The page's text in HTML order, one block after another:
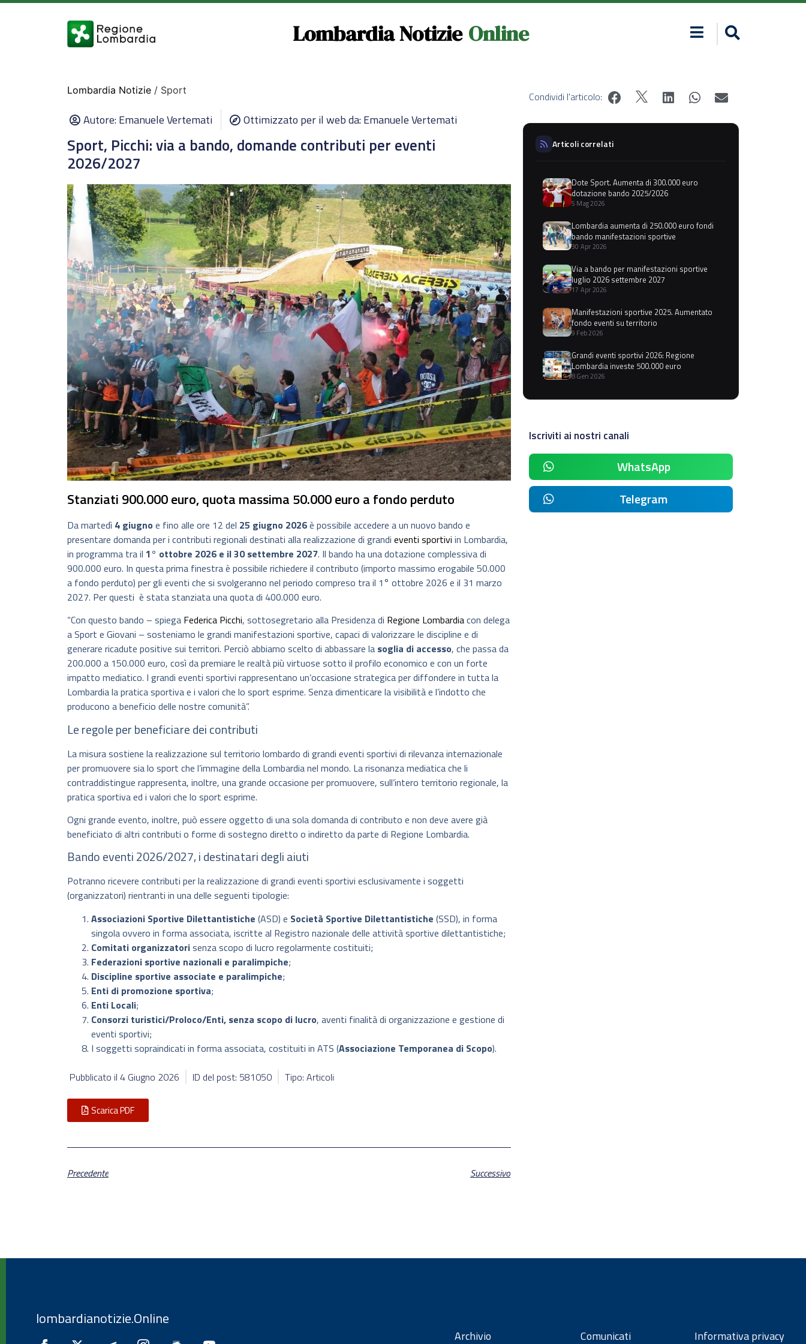
Lombardia Notizie Online
Lombardia Notizie / Sport
Autore:Emanuele Vertemati Ottimizzato per il web da: Emanuele Vertemati
Sport, Picchi: via a bando, domande contributi per eventi
2026/2027
Stanziati 900.000 euro, quota massima 50.000 euro a fondo perduto
Da martedì 4 giugno e fino alle ore 12 del 25 giugno 2026è possibile accedere a un nuovo bando e
presentare domanda per i contributi regionali destinati alla realizzazione di grandi eventi sportivi in Lombardia,
in programma tra il 1° ottobre 2026 e il 30 settembre 2027. Il bando ha una dotazione complessiva di
900.000 euro. In questa prima finestra è possibile richiedere il contributo (importo massimo erogabile 50.000
a fondo perduto) per gli eventi che si svolgeranno nel periodo compreso tra il 1° ottobre 2026 e il 31 marzo
2027. Per questi è stata stanziata una quota di 400.000 euro.
“Con questo bando – spiega Federica Picchi, sottosegretario alla Presidenza di Regione Lombardiacon delega
a Sport e Giovani – sosteniamo le grandi manifestazioni sportive, capaci di valorizzare le discipline e di
generare ricadute positive sui territori. Perciò abbiamo scelto di abbassare la soglia di accesso, che passa da
200.000 a 150.000 euro, così da premiare le realtà più virtuose sotto il profilo economico e con un forte
impatto mediatico. I grandi eventi sportivi rappresentano un’occasione strategica per diffondere in tutta la
Lombardia la pratica sportiva e i valori che lo sport esprime. Senza dimenticare la visibilità e l’indotto che
producono a beneficio delle nostre comunità”.
Le regole per beneficiare dei contributi
La misura sostiene la realizzazione sul territorio lombardo di grandi eventi sportivi di rilevanza internazionale
per promuovere sia lo sport che l’immagine della Lombardia nel mondo. La risonanza mediatica che li
contraddistingue rappresenta, inoltre, una grande occasione per promuovere, sull’intero territorio regionale, la
pratica sportiva ed i valori che lo sport esprime.
Ogni grande evento, inoltre, può essere oggetto di una sola domanda di contributo e non deve avere già
beneficiato di altri contributi o forme di sostegno diretto o indiretto da parte di Regione Lombardia.
Bando eventi 2026/2027, i destinatari degli aiuti
Potranno ricevere contributi per la realizzazione di grandi eventi sportivi esclusivamente i soggetti
(organizzatori) rientranti in una delle seguenti tipologie:
Associazioni Sportive Dilettantistiche (ASD) e Società Sportive Dilettantistiche (SSD), in forma
singola ovvero in forma associata, iscritte al Registro nazionale delle attività sportive dilettantistiche;
Comitati organizzatorisenza scopo di lucro regolarmente costituiti;
Federazioni sportive nazionali e paralimpiche;
Discipline sportive associate e paralimpiche;
Enti di promozione sportiva;
Enti Locali;
Consorzi turistici/Proloco/Enti, senza scopo di lucro, aventi finalità di organizzazione e gestione di
eventi sportivi;
I soggetti sopraindicati in forma associata, costituiti in ATS (Associazione Temporanea di Scopo).
Pubblicato il 4 Giugno 2026 ID del post: 581050 Tipo: Articoli
Scarica PDF
Precedente Successivo
Condividi l'articolo:
Articoli correlati
Dote Sport. Aumenta di 300.000 euro
dotazione bando 2025/2026
5 Mag 2026
Lombardia aumenta di 250.000 euro fondi
bando manifestazioni sportive
30 Apr 2026
Via a bando per manifestazioni sportive
luglio 2026 settembre 2027
17 Apr 2026
Manifestazioni sportive 2025. Aumentato
fondo eventi su territorio
9 Feb 2026
Grandi eventi sportivi 2026: Regione
Lombardia investe 500.000 euro
8 Gen 2026
Iscriviti ai nostri canali
WhatsApp
Telegram
lombardianotizie.Online
Archivio Comunicati Informativa privacy